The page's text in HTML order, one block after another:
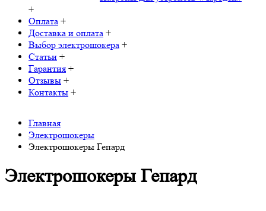
+
Оплата +
Доставка и оплата +
Выбор электрошокера +
Статьи +
Гарантия +
Отзывы +
Контакты +
Главная
Электрошокеры
Электрошокеры Гепард
Электрошокеры Гепард